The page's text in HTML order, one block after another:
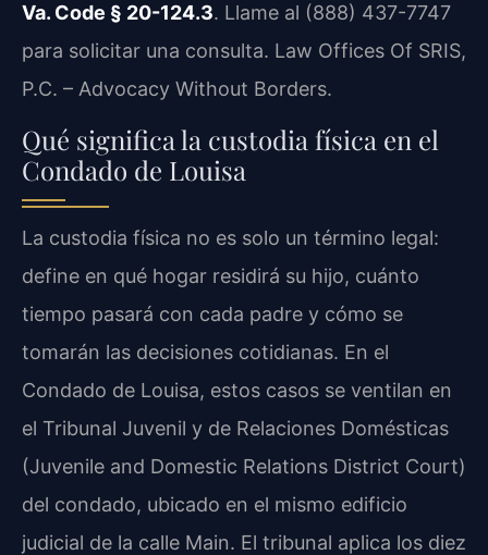
Va. Code § 20-124.3. Llame al (888) 437-7747
para solicitar una consulta. Law Offices Of SRIS,
P.C. – Advocacy Without Borders.
Qué significa la custodia física en el
Condado de Louisa
La custodia física no es solo un término legal:
define en qué hogar residirá su hijo, cuánto
tiempo pasará con cada padre y cómo se
tomarán las decisiones cotidianas. En el
Condado de Louisa, estos casos se ventilan en
el Tribunal Juvenil y de Relaciones Domésticas
(Juvenile and Domestic Relations District Court)
del condado, ubicado en el mismo edificio
judicial de la calle Main. El tribunal aplica los diez